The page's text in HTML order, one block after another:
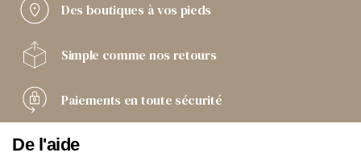
Des boutiques à vos pieds
Simple comme nos retours
Paiements en toute sécurité
De l'aide